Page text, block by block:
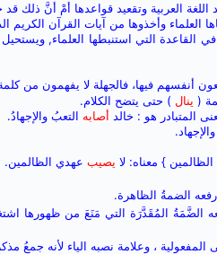
العربية وتقعيد قواعدها أمْ أنَّ ذلك
العلماء وأخذوها من آيات القرآن الكريم
التي استنبطها العلماء,
أنفسهم فيها، فالجهلة لا يفهمون من
( ينال ) حتى يتضح الكلام.
المتبادر هو : خالد أصابه التعبُ والإجهادُ.
} معناه: لا يصيب عهدي الظالمين.
الضمةُ الظاهرة.
الضَّمَةُ المُقَدَّرَة التي مَنَعَ من ظهورها
، وعلامة نصبه الياء لأنه جمعُ